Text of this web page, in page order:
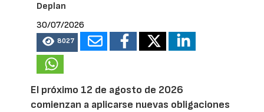
Deplan
30/07/2026
8027
El próximo 12 de agosto de 2026
comienzan a aplicarse nuevas obligaciones